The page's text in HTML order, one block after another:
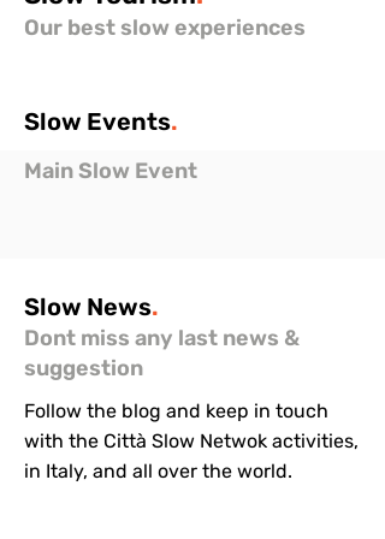
Our best slow experiences
Slow Events.
Main Slow Event
Slow News.
Dont miss any last news &
suggestion
Follow the blog and keep in touch
with the Città Slow Netwok activities,
in Italy, and all over the world.